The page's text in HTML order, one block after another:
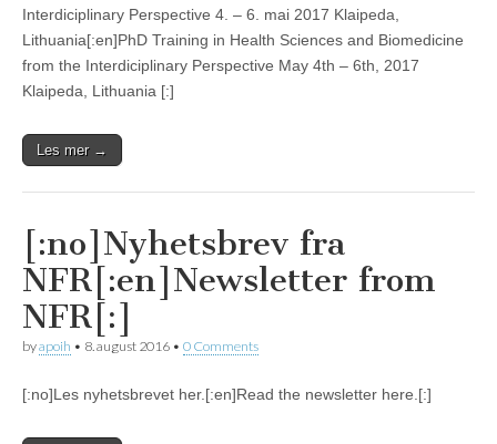
Interdiciplinary Perspective 4. – 6. mai 2017 Klaipeda,
Lithuania[:en]PhD Training in Health Sciences and Biomedicine
from the Interdiciplinary Perspective May 4th – 6th, 2017
Klaipeda, Lithuania [:]
Les mer →
[:no]Nyhetsbrev fra
NFR[:en]Newsletter from
NFR[:]
byapoih • 8. august 2016 • 0 Comments
[:no]Les nyhetsbrevet her.[:en]Read the newsletter here.[:]